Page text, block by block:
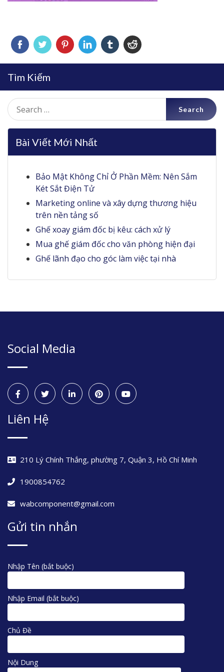
Tìm Kiếm
Search
for:
Bài Viết Mới Nhất
Bảo Mật Không Chỉ Ở Phần Mềm: Nên Sắm
Két Sắt Điện Tử
Marketing online và xây dựng thương hiệu
trên nền tảng số
Ghế xoay giám đốc bị kêu: cách xử lý
Mua ghế giám đốc cho văn phòng hiện đại
Ghế lãnh đạo cho góc làm việc tại nhà
Social Media
Liên Hệ
210 Lý Chính Thắng, phường 7, Quận 3, Hồ Chí Minh
1900854762
wabcomponent@gmail.com
Gửi tin nhắn
Nhập Tên (bắt buộc)
Nhập Email (bắt buộc)
Chủ Đề
Nội Dung